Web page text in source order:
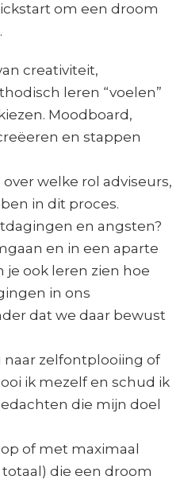
om een droom
creativiteit,
leren “voelen”
Moodboard,
en stappen
welke rol adviseurs,
in dit proces.
en angsten?
en in een aparte
je ook leren zien hoe
in ons
dat we daar bewust
naar zelfontplooiing of
ik mezelf en schud ik
die mijn doel
of met maximaal
die een droom